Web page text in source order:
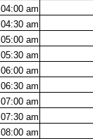
04:00 am
04:30 am
05:00 am
05:30 am
06:00 am
06:30 am
07:00 am
07:30 am
08:00 am